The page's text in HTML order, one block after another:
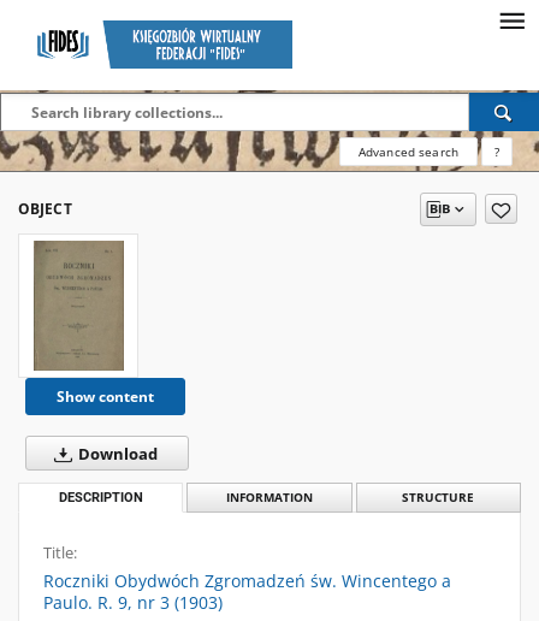
Advanced search ?
OBJECT
Show content
Download
DESCRIPTION INFORMATION STRUCTURE
Title:
Roczniki Obydwóch Zgromadzeń św. Wincentego a
Paulo. R. 9, nr 3 (1903)